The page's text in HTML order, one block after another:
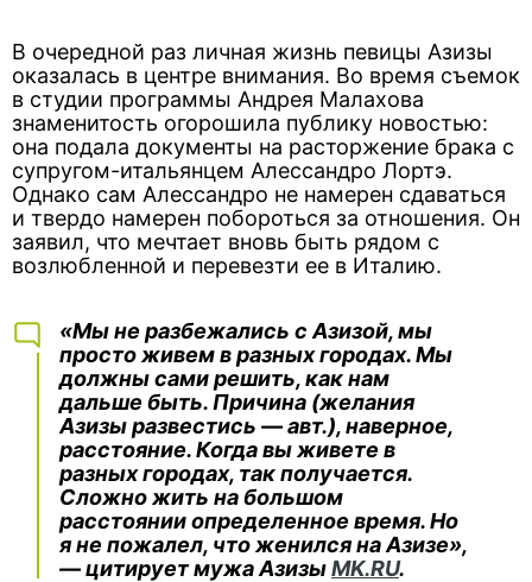
В очередной раз личная жизнь певицы Азизы
оказалась в центре внимания. Во время съемок
в студии программы Андрея Малахова
знаменитость огорошила публику новостью:
она подала документы на расторжение брака с
супругом-итальянцем Алессандро Лортэ.
Однако сам Алессандро не намерен сдаваться
и твердо намерен побороться за отношения. Он
заявил, что мечтает вновь быть рядом с
возлюбленной и перевезти ее в Италию.
«Мы не разбежались с Азизой, мы
просто живем в разных городах. Мы
должны сами решить, как нам
дальше быть. Причина (желания
Азизы развестись — авт.), наверное,
расстояние. Когда вы живете в
разных городах, так получается.
Сложно жить на большом
расстоянии определенное время. Но
я не пожалел, что женился на Азизе»,
— цитирует мужа АзизыMK.RU.